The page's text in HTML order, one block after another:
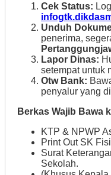
Cek Status:
Unduh
penerima,
Lapor Dinas:
setempat untuk
Otw Bank:
penyalur yang
Berkas Wajib Bawa
KTP & NPWP
Print Out SK
Surat
Sekolah.